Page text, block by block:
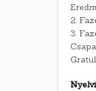
2.
3.